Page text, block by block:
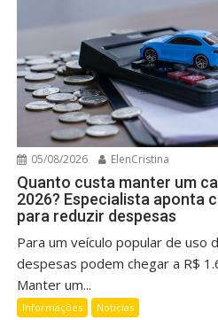
05/08/2026 ElenCristina
Quanto custa manter um
2026? Especialista aponta
para reduzir despesas
Para um veículo popular de uso
despesas podem chegar a R$
Manter um...
Informações Notícias